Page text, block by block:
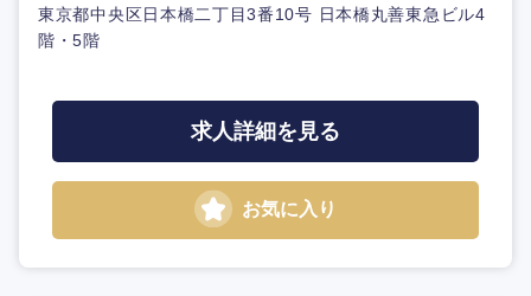
東京都中央区日本橋二丁目3番10号 日本橋丸善東急ビル4
階・5階
求人詳細を見る
お気に入り